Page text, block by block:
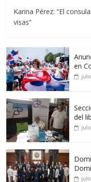
Karina Pérez: “El
visas”
en
del